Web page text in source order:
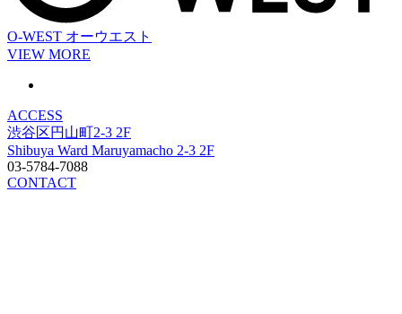
O-WEST オーウエスト
VIEW MORE
ACCESS
渋谷区円山町2-3 2F
Shibuya Ward Maruyamacho 2-3 2F
03-5784-7088
CONTACT